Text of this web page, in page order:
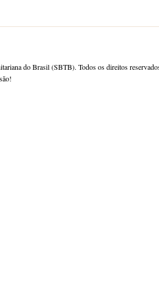
do Brasil (SBTB). Todos os direitos